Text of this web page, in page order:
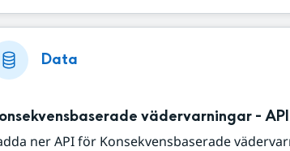
Data
vädervarningar - API
ner API för Konsekvensbaserade